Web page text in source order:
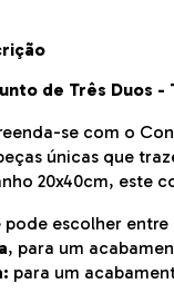
de Três Duos -
se com o
únicas que
20x40cm, este
pode escolher
, para um
para um